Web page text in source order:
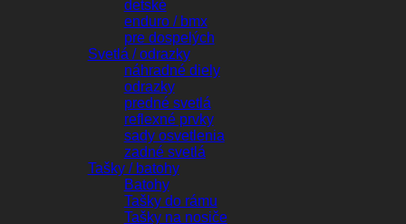
detské
enduro / bmx
pre dospelých
Svetlá / odrazky
náhradné diely
odrazky
predné svetlá
reflexné prvky
sady osvetlenia
zadné svetlá
Tašky / batohy
Batohy
Tašky do rámu
Tašky na nosiče